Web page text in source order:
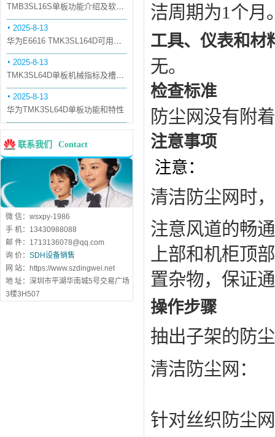
TMB3SL16S单板功能介绍及软件配套
2025-8-13
华为E6616 TMK3SL164D可用万兆光模块
2025-8-13
TMK3SL64D单板机械指标及槽位介绍
2025-8-13
华为TMK3SL64D单板功能和特性
联系我们 Contact
微 信：wsxpy-1986
手 机：13430988088
邮 件：1713136078@qq.com
询 价： SDH设备销售
网 站：https://www.szdingwei.net
地 址：深圳市平湖华南城5号交易广场
3楼3H507
洁周期为1个月
工具、仪表和材
无。
检查标准
防尘网没有附
注意事项
注意：
清洁防尘网时
注意风道的畅
上部和机柜顶
置杂物，保证
操作步骤
抽出子架的防
清洁防尘网：
针对丝织防尘